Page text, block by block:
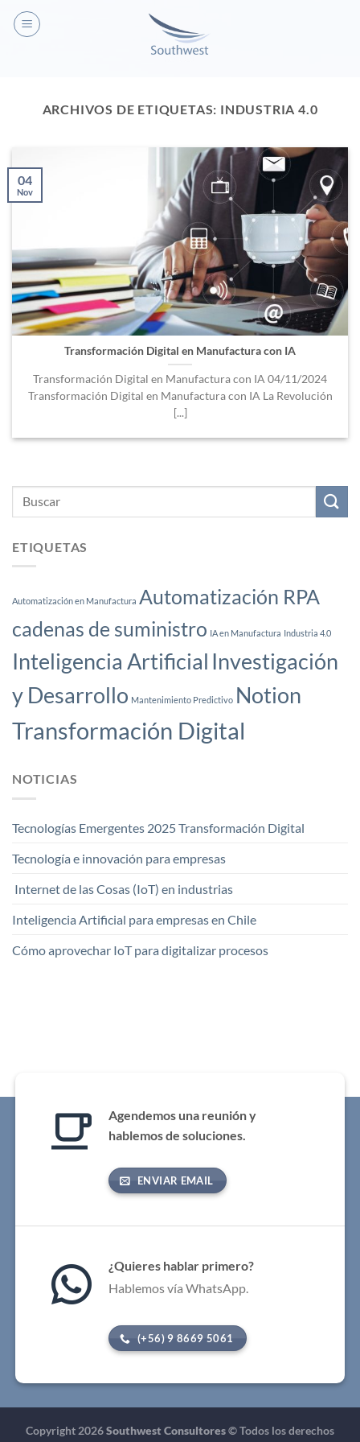
ARCHIVOS DE ETIQUETAS: INDUSTRIA 4.0
Transformación Digital en Manufactura con IA
Transformación Digital en Manufactura con IA 04/11/2024
Transformación Digital en Manufactura con IA La Revolución
[...]
04
Nov
ETIQUETAS
Automatización en Manufactura Automatización RPA
cadenas de suministro IA en Manufactura Industria 4.0
Inteligencia Artificial Investigación
y Desarrollo Mantenimiento Predictivo Notion
Transformación Digital
NOTICIAS
Tecnologías Emergentes 2025 Transformación Digital
Tecnología e innovación para empresas
Internet de las Cosas (IoT) en industrias
Inteligencia Artificial para empresas en Chile
Cómo aprovechar IoT para digitalizar procesos
Agendemos una reunión y
hablemos de soluciones.
ENVIAR EMAIL
¿Quieres hablar primero?
Hablemos vía WhatsApp.
(+56) 9 8669 5061
Copyright 2026Southwest Consultores© Todos los derechos